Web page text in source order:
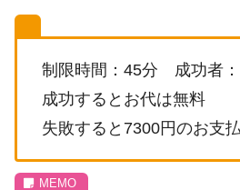
制限時間：45分 成功者：
成功するとお代は無料
失敗すると7300円のお支